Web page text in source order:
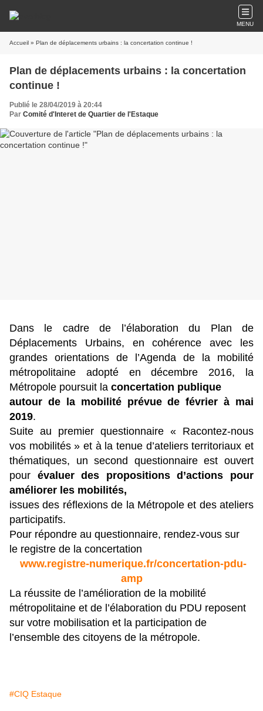
MENU
Accueil » Plan de déplacements urbains : la concertation continue !
Plan de déplacements urbains : la concertation
continue !
Publié le 28/04/2019 à 20:44
Par Comité d'Interet de Quartier de l'Estaque
Dans le cadre de l’élaboration du Plan de
Déplacements Urbains, en cohérence avec les
grandes orientations de l’Agenda de la mobilité
métropolitaine adopté en décembre 2016, la
Métropole poursuit la concertation publique
autour de la mobilité prévue de février à mai
2019.
Suite au premier questionnaire « Racontez-nous
vos mobilités » et à la tenue d’ateliers territoriaux et
thématiques, un second questionnaire est ouvert
pour évaluer des propositions d’actions pour
améliorer les mobilités,
issues des réflexions de la Métropole et des ateliers
participatifs.
Pour répondre au questionnaire, rendez-vous sur
le registre de la concertation
www.registre-numerique.fr/concertation-pdu-
amp
La réussite de l’amélioration de la mobilité
métropolitaine et de l’élaboration du PDU reposent
sur votre mobilisation et la participation de
l’ensemble des citoyens de la métropole.
#CIQ Estaque